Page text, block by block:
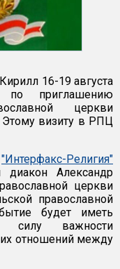
16-19 августа
приглашению
церкви
визиту в РПЦ
"Интерфакс-Религия"
диакон Александр
церкви
православной
будет иметь
силу важности
отношений между